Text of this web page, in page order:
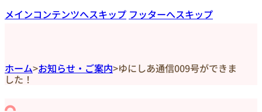
メインコンテンツへスキップ フッターへスキップ
ホーム>お知らせ・ご案内>ゆにしあ通信009号ができま
した！